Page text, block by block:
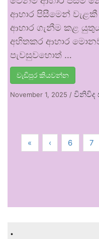
ආහාර පිසීමෙන්
ආහාර ගැනීම කළ
අහිතකර ආහාර
පැවසුවහොත් …
වැඩිපුර කියවන්න
November 1, 2025 / විනිවිද
« ‹ 6 7
.